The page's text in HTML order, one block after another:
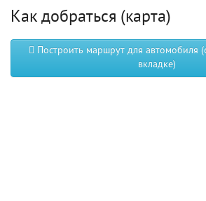
Как добраться (карта)
Построить маршрут для автомобиля
вкладке)